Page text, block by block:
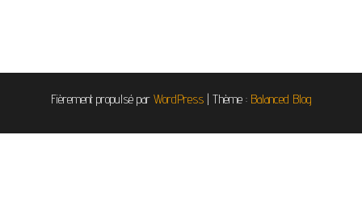
Fièrement propulsé par WordPress | Thème : Balanced Blog